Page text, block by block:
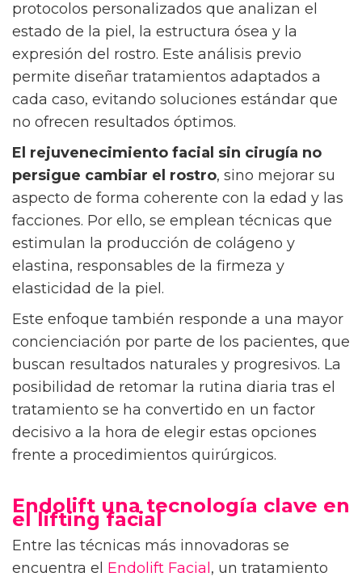
protocolos personalizados que analizan el
estado de la piel, la estructura ósea y la
expresión del rostro. Este análisis previo
permite diseñar tratamientos adaptados a
cada caso, evitando soluciones estándar que
no ofrecen resultados óptimos.
El rejuvenecimiento facial sin cirugía no
persigue cambiar el rostro, sino mejorar su
aspecto de forma coherente con la edad y las
facciones. Por ello, se emplean técnicas que
estimulan la producción de colágeno y
elastina, responsables de la firmeza y
elasticidad de la piel.
Este enfoque también responde a una mayor
concienciación por parte de los pacientes, que
buscan resultados naturales y progresivos. La
posibilidad de retomar la rutina diaria tras el
tratamiento se ha convertido en un factor
decisivo a la hora de elegir estas opciones
frente a procedimientos quirúrgicos.
Endolift una tecnología clave en
el lifting facial
Entre las técnicas más innovadoras se
encuentra el Endolift Facial , un tratamiento